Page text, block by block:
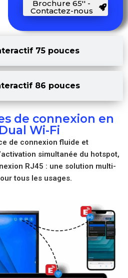
75 pouces
86 pouces
Brochure 65'' -
Contactez-nous
de connexion en
Wi-Fi
de connexion fluide et
simultanée du hotspot,
RJ45 : une solution multi-
tous les usages.